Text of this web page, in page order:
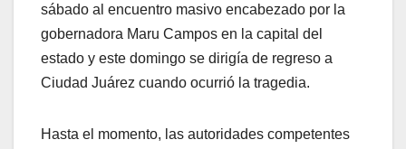
sábado al encuentro masivo encabezado por la
gobernadora Maru Campos en la capital del
estado y este domingo se dirigía de regreso a
Ciudad Juárez cuando ocurrió la tragedia.
Hasta el momento, las autoridades competentes